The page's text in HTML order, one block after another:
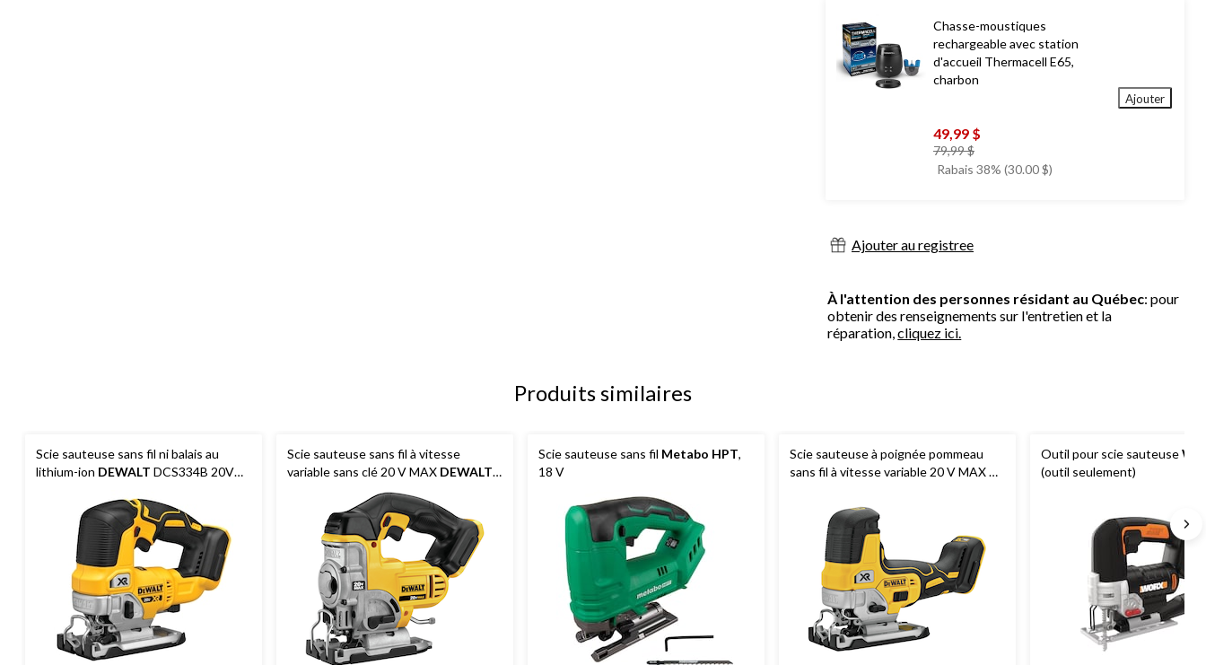
Chasse-moustiques
rechargeable avec station
d'accueil Thermacell E65,
charbon
49,99 $
79,99 $prix
était
Rabais 38% (30.00 $)
Ajouter
Ajouter au registree
À l'attention des personnes résidant au Québec: pour
obtenir des renseignements sur l'entretien et la
réparation,cliquez ici.
Produits similaires
Scie sauteuse sans fil ni balais au
lithium-ion DEWALT DCS334B 20V
Scie sauteuse sans fil à vitesse
variable sans clé 20 V MAX DEWALT
DCS331B avec souffle-poussière,
outil seulement
Scie sauteuse sans fil Metabo HPT,
18 V
Scie sauteuse à poignée pommeau
sans fil à vitesse variable 20 V MAX XR
seulement
Outil pour scie sauteuse
(outil seulement)